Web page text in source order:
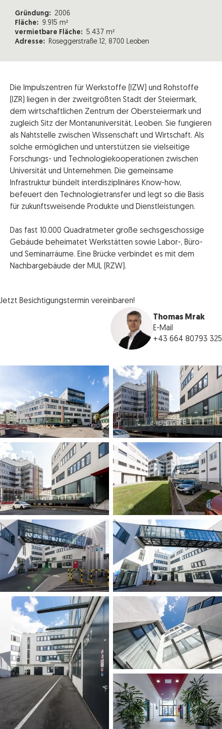
Gründung: 2006
Fläche: 9.915 m²
vermietbare Fläche: 5.437 m²
Adresse: Roseggerstraße 12, 8700 Leoben
Die Impulszentren für Werkstoffe (IZW) und Rohstoffe
(IZR) liegen in der zweitgrößten Stadt der Steiermark,
dem wirtschaftlichen Zentrum der Obersteiermark und
zugleich Sitz der Montanuniversität, Leoben. Sie fungieren
als Nahtstelle zwischen Wissenschaft und Wirtschaft. Als
solche ermöglichen und unterstützen sie vielseitige
Forschungs- und Technologiekooperationen zwischen
Universität und Unternehmen. Die gemeinsame
Infrastruktur bündelt interdisziplinäres Know-how,
befeuert den Technologietransfer und legt so die Basis
für zukunftsweisende Produkte und Dienstleistungen.
Das fast 10.000 Quadratmeter große sechsgeschossige
Gebäude beheimatet Werkstätten sowie Labor-, Büro-
und Seminarräume. Eine Brücke verbindet es mit dem
Nachbargebäude der MUL (RZW).
Jetzt Besichtigungstermin vereinbaren!
Thomas Mrak
E-Mail
+43 664 80793 325